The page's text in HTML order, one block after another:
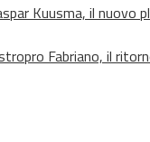
Kuusma, il nuovo
Fabriano, il